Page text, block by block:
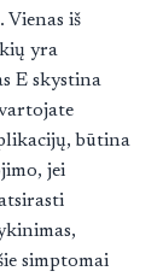
Vienas iš
yra
E skystina
būtina
jei
simptomai